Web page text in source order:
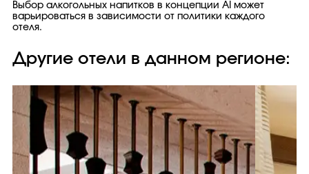
Выбор алкогольных напитков в концепции AI может
варьироваться в зависимости от политики каждого
отеля.
Другие отели в данном регионе: